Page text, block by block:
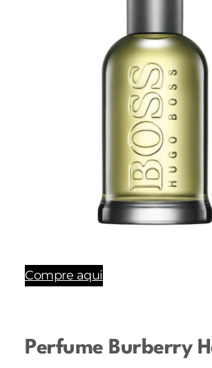
Compre aqui
Perfume Burberry